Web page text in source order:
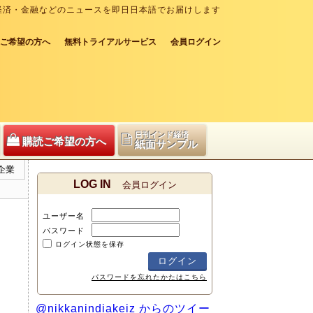
・金融などのニュースを即日日本語でお届けします
希望の方へ 無料トライアルサービス 会員ログイン
購読ご希望の方へ
日刊インド経済
紙面サンプル
業
LOG IN 会員ログイン
ユーザー名
パスワード
ログイン状態を保存
パスワードを忘れたかたはこちら
@nikkanindiakeiz からのツイー